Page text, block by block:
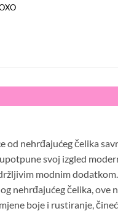
od nehrđajućeg čelika
svoj izgled
modnim
nehrđajućeg čelika, ove
boje i rustiranje,